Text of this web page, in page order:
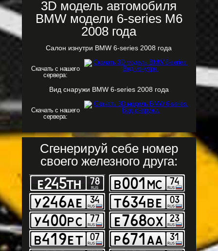
3D модель автомобиля
BMW модели 6-series M6
2008 года
Салон изнутри BMW 6-series 2008 года
Скачать с нашего
сервера:
Вид снаружи BMW 6-series 2008 года
Скачать с нашего
сервера:
Сгенерируй себе номер
своего железного друга: